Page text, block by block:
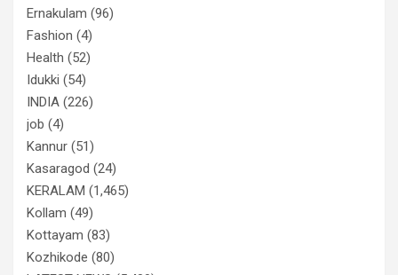
Ernakulam (96)
Fashion (4)
Health (52)
Idukki (54)
INDIA (226)
job (4)
Kannur (51)
Kasaragod (24)
KERALAM (1,465)
Kollam (49)
Kottayam (83)
Kozhikode (80)